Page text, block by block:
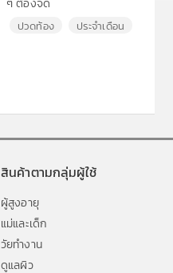
ปวดท้อง ประจำเดือน
สินค้าตามกลุ่มผู้ใช้
ผู้สูงอายุ
แม่และเด็ก
วัยทำงาน
ดูแลผิว